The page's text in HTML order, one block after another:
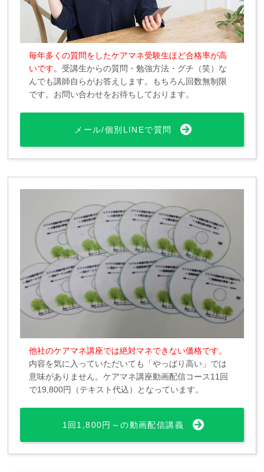
毎年多くの質問をしたケアマネ受験生ほど合格率が高
いです。受講生からの質問・勉強方法・グチ（笑）な
んでも講師自らがお答えします。もちろん回数無制限
です。お問い合わせをお待ちしております。
メール/個別LINEで質問
他社のケアマネ講座では絶対マネできない価格です。
内容を気に入っていただいても「やっぱり高い」では
意味がありません。ケアマネ講座動画配信コース11回
で19,800円（テキスト代込）となっています。
1回1,800円～の動画配信講義